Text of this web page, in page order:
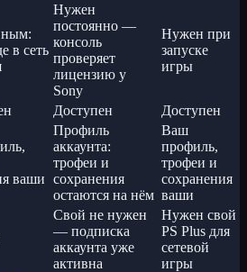
в сеть
Нужен
постоянно —
консоль
проверяет
лицензию у
Sony
Нужен при
запуске
игры
Доступен Доступен
ваши
Профиль
аккаунта:
трофеи и
сохранения
остаются на нём
Ваш
профиль,
трофеи и
сохранения
ваши
Свой не нужен
— подписка
аккаунта уже
активна
Нужен свой
PS Plus для
сетевой
игры